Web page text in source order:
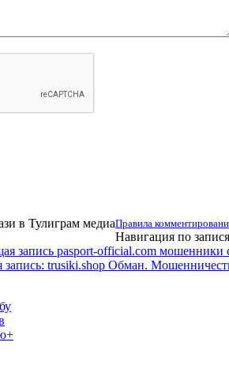
Правила
в Тулиграм медиа
Навигация по
запись pasport-official.com мошенники
trusiki.shop Обман.